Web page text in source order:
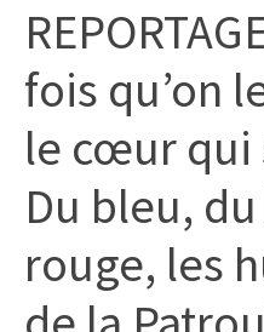
météo,
faits
divers
initiatives
fois qu’on
le cœur qui
Du bleu,
rouge, les